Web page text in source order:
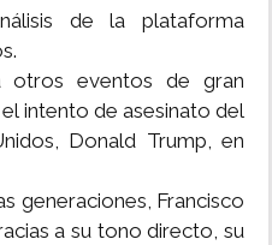
de la plataforma
otros eventos de gran
intento de asesinato del
Donald Trump, en
generaciones, Francisco
a su tono directo, su